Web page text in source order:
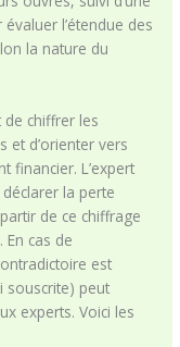
l’étendue des
la nature du
de chiffrer les
et d’orienter vers
financier. L’expert
la perte
de ce chiffrage
. En cas de
est
souscrite) peut
experts. Voici les